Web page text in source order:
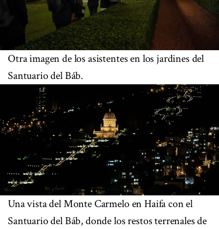
Otra imagen de los asistentes en los jardines del
Santuario del Báb.
Una vista del Monte Carmelo en Haifa con el
Santuario del Báb, donde los restos terrenales de